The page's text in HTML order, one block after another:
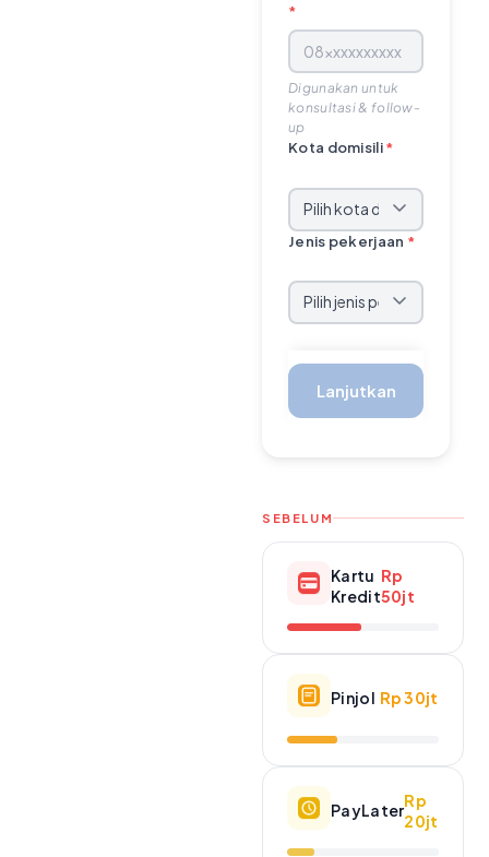
*
Digunakan untuk
konsultasi & follow-
up
Kota domisili*
Jenis pekerjaan *
Lanjutkan
SEBELUM
Kartu
Kredit
Rp
50jt
Pinjol Rp 30jt
PayLater
Rp
20jt